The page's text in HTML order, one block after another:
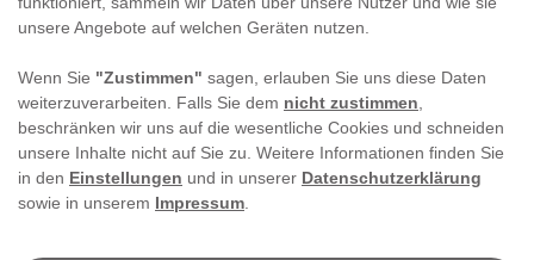
unsere Angebote auf welchen Geräten nutzen.
Wenn Sie "Zustimmen" sagen, erlauben Sie uns diese Daten
weiterzuverarbeiten. Falls Sie dem nicht zustimmen
beschränken wir uns auf die wesentliche Cookies und schneiden
unsere Inhalte nicht auf Sie zu. Weitere Informationen finden Sie
in den Einstellungen und in unserer Datenschutzerklärung
sowie in unserem Impressum